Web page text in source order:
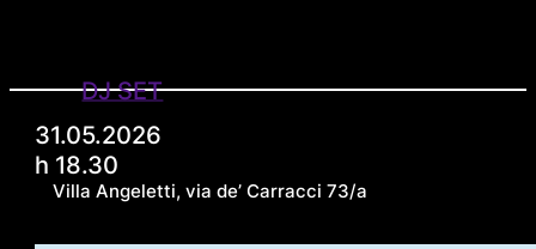
DJ SET
31.05.2026
h 18.30
Villa Angeletti, via de’ Carracci 73/a